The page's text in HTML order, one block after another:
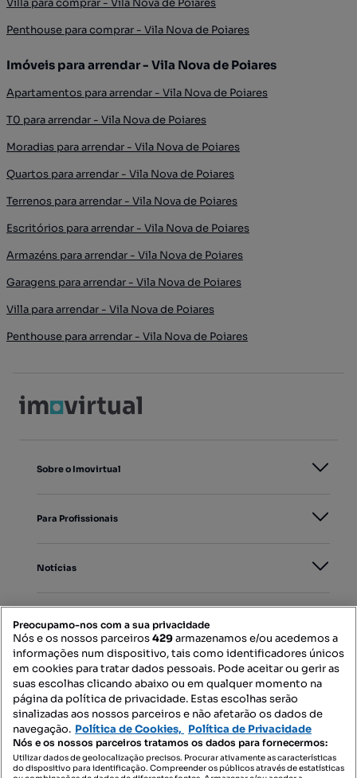
Villa para comprar - Vila Nova de Poiares
Penthouse para comprar - Vila Nova de Poiares
Imóveis para arrendar - Vila Nova de Poiares
Apartamentos para arrendar - Vila Nova de Poiares
T0 para arrendar - Vila Nova de Poiares
Moradias para arrendar - Vila Nova de Poiares
Quartos para arrendar - Vila Nova de Poiares
Terrenos para arrendar - Vila Nova de Poiares
Escritórios para arrendar - Vila Nova de Poiares
Armazéns para arrendar - Vila Nova de Poiares
Garagens para arrendar - Vila Nova de Poiares
Villa para arrendar - Vila Nova de Poiares
Penthouse para arrendar - Vila Nova de Poiares
Sobre o Imovirtual
Para Profissionais
Notícias
Mapa do Site
Contacte-nos
SIGA-NOS:
Preocupamo-nos com a sua privacidade
Nós e os nossos parceiros429armazenamos e/ou acedemos a
informações num dispositivo, tais como identificadores únicos
em cookies para tratar dados pessoais. Pode aceitar ou gerir as
suas escolhas clicando abaixo ou em qualquer momento na
página da política de privacidade. Estas escolhas serão
sinalizadas aos nossos parceiros e não afetarão os dados de
navegação. Política de Cookies, Política de Privacidade
Nós e os nossos parceiros tratamos os dados para fornecermos:
Utilizar dados de geolocalização precisos. Procurar ativamente as características
do dispositivo para identificação. Compreender os públicos através de estatísticas